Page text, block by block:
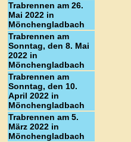
Trabrennen am 26.
Mai 2022 in
Mönchengladbach
Trabrennen am
Sonntag, den 8. Mai
2022 in
Mönchengladbach
Trabrennen am
Sonntag, den 10.
April 2022 in
Mönchengladbach
Trabrennen am 5.
März 2022 in
Mönchengladbach